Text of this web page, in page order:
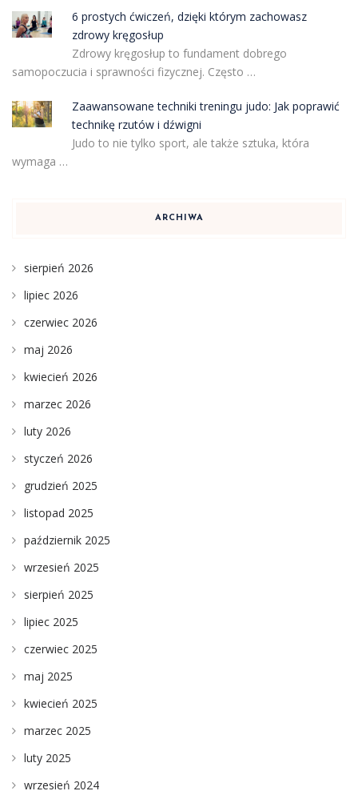
6 prostych ćwiczeń, dzięki którym zachowasz
zdrowy kręgosłup
Zdrowy kręgosłup to fundament dobrego
samopoczucia i sprawności fizycznej. Często …
Zaawansowane techniki treningu judo: Jak poprawić
technikę rzutów i dźwigni
Judo to nie tylko sport, ale także sztuka, która
wymaga …
ARCHIWA
sierpień 2026
lipiec 2026
czerwiec 2026
maj 2026
kwiecień 2026
marzec 2026
luty 2026
styczeń 2026
grudzień 2025
listopad 2025
październik 2025
wrzesień 2025
sierpień 2025
lipiec 2025
czerwiec 2025
maj 2025
kwiecień 2025
marzec 2025
luty 2025
wrzesień 2024